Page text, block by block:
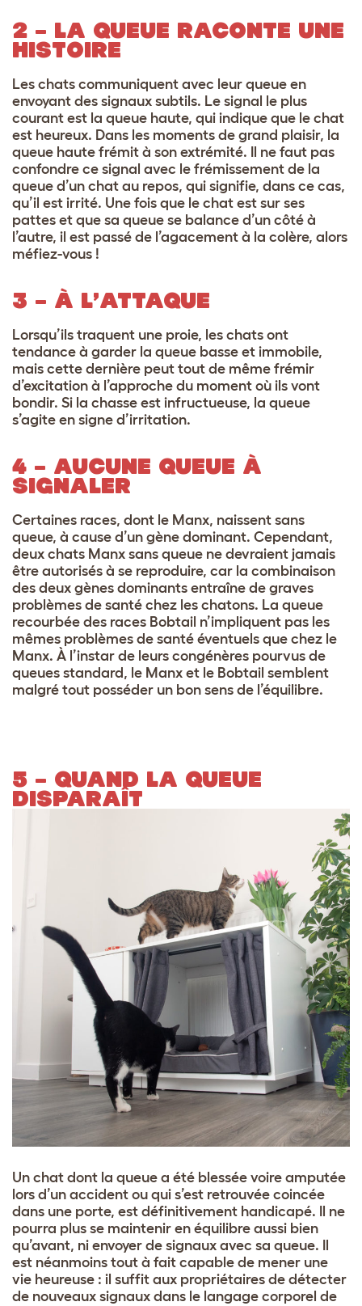
2 – LA QUEUE RACONTE UNE
HISTOIRE
Les chats communiquent avec leur queue en
envoyant des signaux subtils. Le signal le plus
courant est la queue haute, qui indique que le chat
est heureux. Dans les moments de grand plaisir, la
queue haute frémit à son extrémité. Il ne faut pas
confondre ce signal avec le frémissement de la
queue d’un chat au repos, qui signifie, dans ce cas,
qu’il est irrité. Une fois que le chat est sur ses
pattes et que sa queue se balance d’un côté à
l’autre, il est passé de l’agacement à la colère, alors
méfiez-vous !
3 – À L’ATTAQUE
Lorsqu’ils traquent une proie, les chats ont
tendance à garder la queue basse et immobile,
mais cette dernière peut tout de même frémir
d’excitation à l’approche du moment où ils vont
bondir. Si la chasse est infructueuse, la queue
s’agite en signe d’irritation.
4 – AUCUNE QUEUE À
SIGNALER
Certaines races, dont le Manx, naissent sans
queue, à cause d’un gène dominant. Cependant,
deux chats Manx sans queue ne devraient jamais
être autorisés à se reproduire, car la combinaison
des deux gènes dominants entraîne de graves
problèmes de santé chez les chatons. La queue
recourbée des races Bobtail n’impliquent pas les
mêmes problèmes de santé éventuels que chez le
Manx. À l’instar de leurs congénères pourvus de
queues standard, le Manx et le Bobtail semblent
malgré tout posséder un bon sens de l’équilibre.
5 – QUAND LA QUEUE
DISPARAÎT
Un chat dont la queue a été blessée voire amputée
lors d’un accident ou qui s’est retrouvée coincée
dans une porte, est définitivement handicapé. Il ne
pourra plus se maintenir en équilibre aussi bien
qu’avant, ni envoyer de signaux avec sa queue. Il
est néanmoins tout à fait capable de mener une
vie heureuse : il suffit aux propriétaires de détecter
de nouveaux signaux dans le langage corporel de